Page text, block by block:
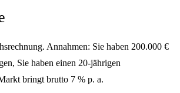
Annahmen: Sie haben 200.000 €
Sie haben einen 20-jährigen
bringt brutto 7 % p. a.